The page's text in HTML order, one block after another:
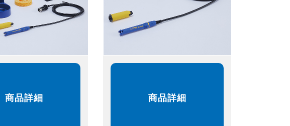
商品詳細 商品詳細